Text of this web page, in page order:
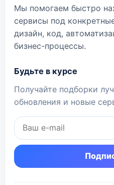
Мы помогаем быстро
сервисы под
дизайн, код,
бизнес-процессы.
Будьте в курсе
Получайте подборки
обновления и новые